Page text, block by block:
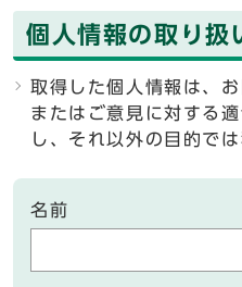
個人情報の取り扱
取得した個人情報は、
またはご意見に対する
し、それ以外の目的で
名前